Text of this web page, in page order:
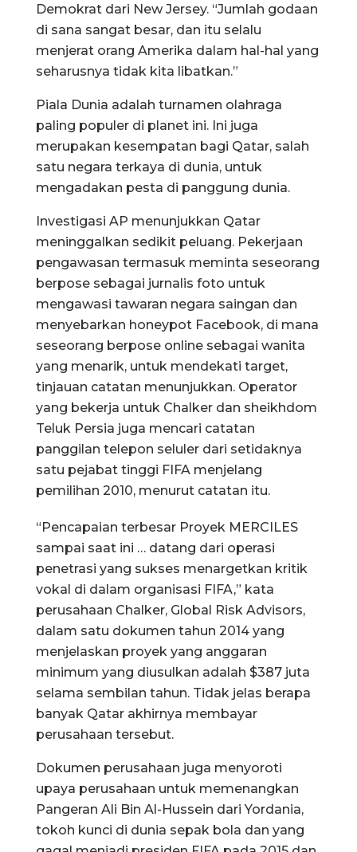
Demokrat dari New Jersey. “Jumlah godaan
di sana sangat besar, dan itu selalu
menjerat orang Amerika dalam hal-hal yang
seharusnya tidak kita libatkan.”
Piala Dunia adalah turnamen olahraga
paling populer di planet ini. Ini juga
merupakan kesempatan bagi Qatar, salah
satu negara terkaya di dunia, untuk
mengadakan pesta di panggung dunia.
Investigasi AP menunjukkan Qatar
meninggalkan sedikit peluang. Pekerjaan
pengawasan termasuk meminta seseorang
berpose sebagai jurnalis foto untuk
mengawasi tawaran negara saingan dan
menyebarkan honeypot Facebook, di mana
seseorang berpose online sebagai wanita
yang menarik, untuk mendekati target,
tinjauan catatan menunjukkan. Operator
yang bekerja untuk Chalker dan sheikhdom
Teluk Persia juga mencari catatan
panggilan telepon seluler dari setidaknya
satu pejabat tinggi FIFA menjelang
pemilihan 2010, menurut catatan itu.
“Pencapaian terbesar Proyek MERCILES
sampai saat ini … datang dari operasi
penetrasi yang sukses menargetkan kritik
vokal di dalam organisasi FIFA,” kata
perusahaan Chalker, Global Risk Advisors,
dalam satu dokumen tahun 2014 yang
menjelaskan proyek yang anggaran
minimum yang diusulkan adalah $387 juta
selama sembilan tahun. Tidak jelas berapa
banyak Qatar akhirnya membayar
perusahaan tersebut.
Dokumen perusahaan juga menyoroti
upaya perusahaan untuk memenangkan
Pangeran Ali Bin Al-Hussein dari Yordania,
tokoh kunci di dunia sepak bola dan yang